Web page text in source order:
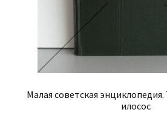
Малая советская
илосос